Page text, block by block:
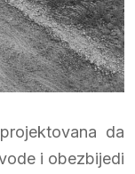
da
i obezbijedi